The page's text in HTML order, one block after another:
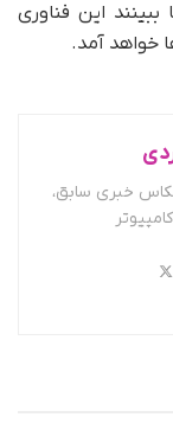
ببینند این فناوری
خواهد آمد.
خبری سابق،